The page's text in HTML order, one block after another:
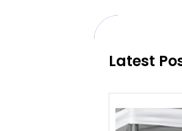
c
Latest